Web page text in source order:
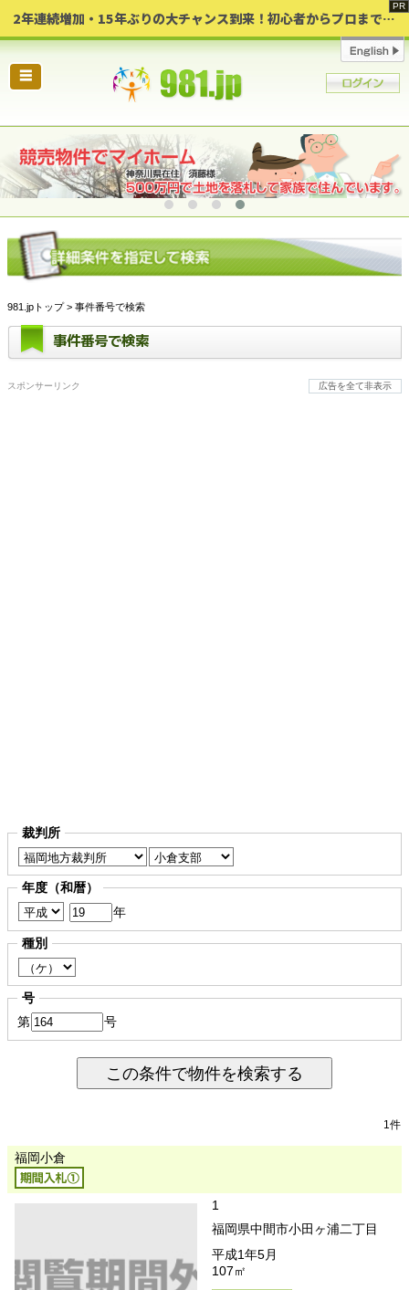
2年連続増加・15年ぶりの大チャンス到来！初心者からプロまで網羅する「競売不動産・超実践投資セミナー」♦神奈川県 横浜 in 神奈川
☰
981.jpトップ> 事件番号で検索
事件番号で検索
スポンサーリンク 広告を全て非表示
裁判所
年度（和暦）
年
種別
号
第
号
この条件で物件を検索する
1件
福岡小倉
1
福岡県中間市小田ヶ浦二丁目
平成1年5月
107㎡